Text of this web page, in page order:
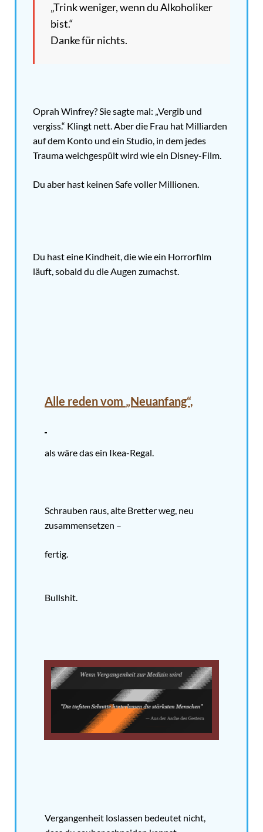
„Trink weniger, wenn du Alkoholiker
bist.“
Danke für nichts.
Oprah Winfrey? Sie sagte mal: „Vergib und
vergiss.“ Klingt nett. Aber die Frau hat Milliarden
auf dem Konto und ein Studio, in dem jedes
Trauma weichgespült wird wie ein Disney-Film.
Du aber hast keinen Safe voller Millionen.
Du hast eine Kindheit, die wie ein Horrorfilm
läuft, sobald du die Augen zumachst.
Alle reden vom „Neuanfang“,
als wäre das ein Ikea-Regal.
Schrauben raus, alte Bretter weg, neu
zusammensetzen –
fertig.
Bullshit.
Vergangenheit loslassen bedeutet nicht,